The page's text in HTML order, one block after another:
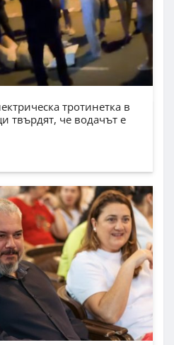
тротинетка в
твърдят, че водачът е